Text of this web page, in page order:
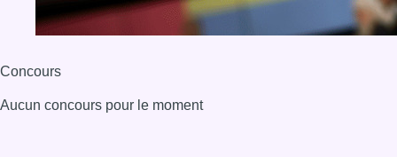
Concours
Aucun concours pour le moment